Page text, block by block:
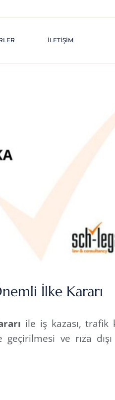
İLETIŞIM
İlke Kararı
ile iş kazası, trafik
ve rıza